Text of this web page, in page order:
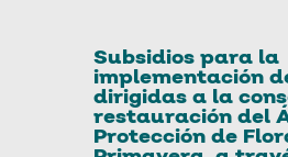
Subsidios para la
implementación
dirigidas a la
restauración del
Protección de